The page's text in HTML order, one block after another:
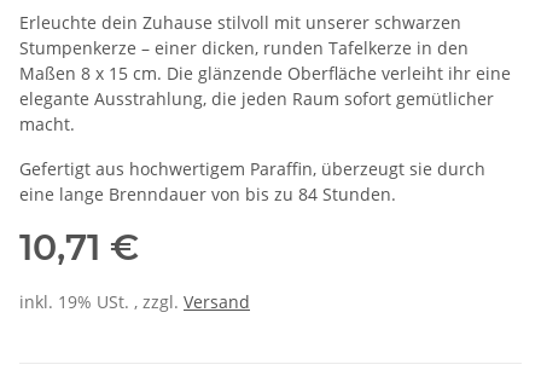
Erleuchte dein Zuhause stilvoll mit unserer schwarzen
Stumpenkerze – einer dicken, runden Tafelkerze in den
Maßen 8 x 15 cm. Die glänzende Oberfläche verleiht ihr eine
elegante Ausstrahlung, die jeden Raum sofort gemütlicher
macht.
Gefertigt aus hochwertigem Paraffin, überzeugt sie durch
eine lange Brenndauer von bis zu 84 Stunden.
10,71 €
inkl. 19% USt. , zzgl. Versand